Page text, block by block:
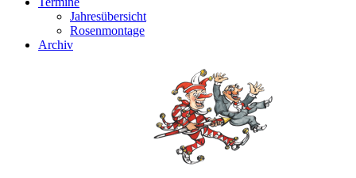
Jahresübersicht
Rosenmontage
Archiv